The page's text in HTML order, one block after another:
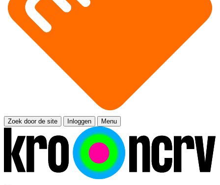
Zoek door de site Inloggen Menu